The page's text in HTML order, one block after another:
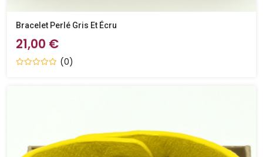
Bracelet Perlé Gris Et Écru
21,00 €
(0)